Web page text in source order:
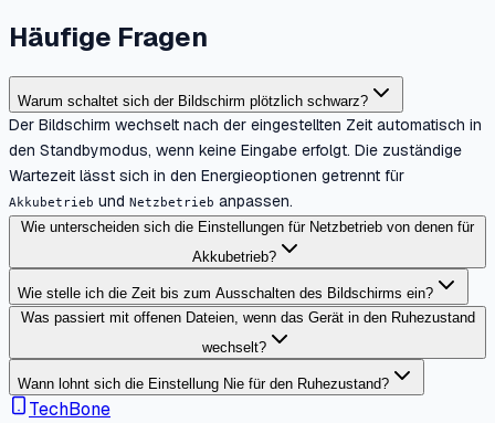
Häufige Fragen
Warum schaltet sich der Bildschirm plötzlich schwarz?
Der Bildschirm wechselt nach der eingestellten Zeit automatisch in
den Standbymodus, wenn keine Eingabe erfolgt. Die zuständige
Wartezeit lässt sich in den Energieoptionen getrennt für
Akkubetrieb und Netzbetrieb anpassen.
Wie unterscheiden sich die Einstellungen für Netzbetrieb von denen für
Akkubetrieb?
Wie stelle ich die Zeit bis zum Ausschalten des Bildschirms ein?
Was passiert mit offenen Dateien, wenn das Gerät in den Ruhezustand
wechselt?
Wann lohnt sich die Einstellung Nie für den Ruhezustand?
TechBone